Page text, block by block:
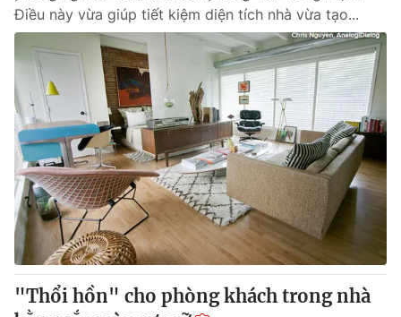
THỜI BÁO VTV
Theo dõi báo trên
Cơ quan chủ quản:Đài Truyền hình Việt Nam
Cơ quan báo chí:Thời báo VTV
Giấy phép hoạt động báo in và báo điện tử số 483/GP-BTTTT
cấp ngày 29/12/2023
Tổng Biên tập:Vũ Thanh Thủy
Phó Tổng Biên tập:Nguyễn Thị Mỹ Hạnh, Phạm Quốc Thắng,
Điều này vừa giúp tiết kiệm diện tích nhà vừa tạo...
"Thổi hồn" cho phòng khách trong nhà